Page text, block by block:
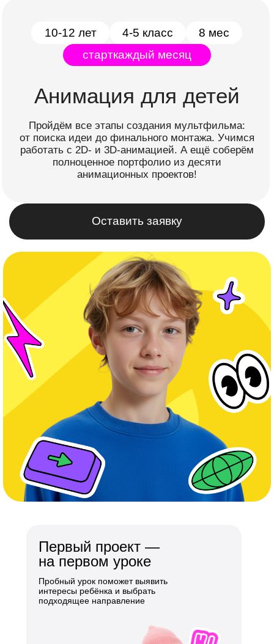
анимационных проектов!
Оставить заявку
Первый проект —
на первом уроке
Пробный урок поможет выявить
интересы ребёнка и выбрать
подходящее направление